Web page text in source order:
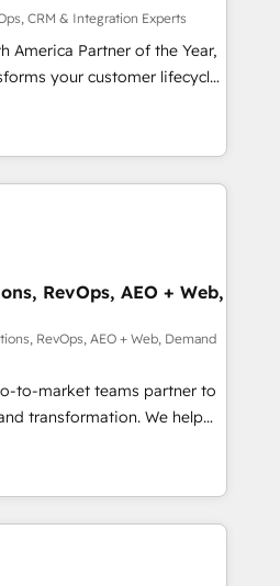
顧客データの一元化から、
まで。全Hub統合運用、デー
断のCRM統合に対応します。
組織への移行を設計・実装。
と連携させ、役割定義・
までPMOとして主導。「設
ます。 ▸ CMS戦略設
・SEOを前提にした情報設
ート設計をContent Hubで一体
らの移行支援：Salesforce・
の移行、カスタム設計、履歴
。 ▸ AEO対応：ChatGPT・
選ぶの
ートナー認定 ✓ HubSpotアワ
ー ✓ ISO27001:2022 /
CRM & Integration Experts
America Partner of the Year,
your customer lifecycle
unified ecosystem
Globalia (AI &
Media (Paid Media),
for all three brands. 🔄
powered by Globalia’s
📈 Revenue
via Point Success Media. -
AI and custom agents
HIPAA-compliance
RevOps, AEO + Web,
RevOps, AEO + Web, Demand
to-market teams partner to
transformation. We help
AI-powered
HubSpot’s
through expert-led
and purpose-built apps,